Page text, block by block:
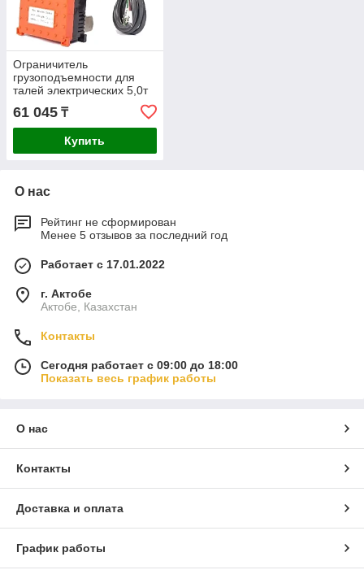
Ограничитель
грузоподъемности для
талей электрических 5,0т
TOR INP-A 119515
61 045 ₸
Купить
О нас
Рейтинг не сформирован
Менее 5 отзывов за последний год
Работает с 17.01.2022
г. Актобе
Актобе, Казахстан
Контакты
Сегодня работает с 09:00 до 18:00
Показать весь график работы
О нас
Контакты
Доставка и оплата
График работы